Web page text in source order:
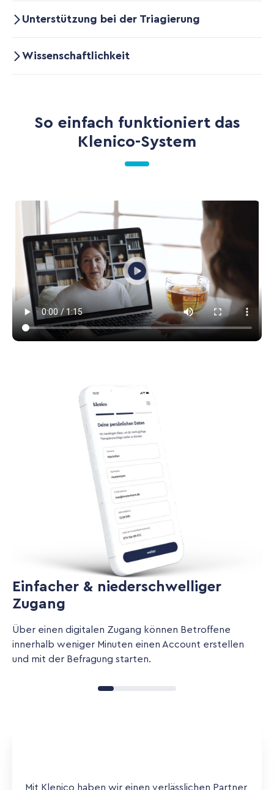
Unterstützung bei der Triagierung
Wissenschaftlichkeit
So einfach funktioniert das
Klenico-System
Einfacher & niederschwelliger
Zugang
Über einen digitalen Zugang können Betroffene
innerhalb weniger Minuten einen Account erstellen
und mit der Befragung starten.
Mit Klenico haben wir einen verlässlichen Partner,